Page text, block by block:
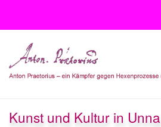
Kunst und Kultur in Unna